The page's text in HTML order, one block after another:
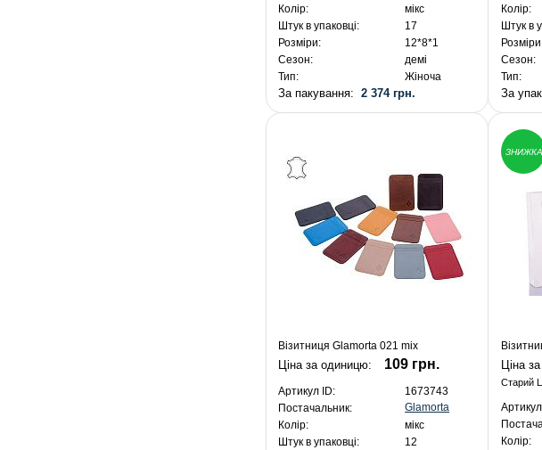
Колір:
мікс
Штук в упаковці:
17
Розміри:
12*8*1
Сезон:
демі
Тип:
Жіноча
За пакування:2 374 грн.
Колір:
Штук в
Сезон:
Тип:
За
Візитниця Glamorta 021 mix
Ціна за одиницю: 109 грн.
Артикул ID:
1673743
Постачальник:
Glamorta
Колір:
мікс
Штук в упаковці:
12
ЗНИЖКА
Ціна
Старий
Колір: